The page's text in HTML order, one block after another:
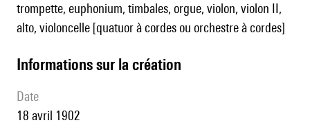
trompette, euphonium, timbales, orgue, violon, violon II,
alto, violoncelle [quatuor à cordes ou orchestre à cordes]
informations sur la création
date
18 avril 1902